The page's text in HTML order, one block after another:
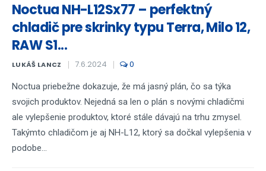
Noctua NH-L12Sx77 – perfektný
chladič pre skrinky typu Terra, Milo 12,
RAW S1...
LUKÁŠ LANCZ 7.6.2024 0
Noctua priebežne dokazuje, že má jasný plán, čo sa týka
svojich produktov. Nejedná sa len o plán s novými chladičmi
ale vylepšenie produktov, ktoré stále dávajú na trhu zmysel.
Takýmto chladičom je aj NH-L12, ktorý sa dočkal vylepšenia v
podobe...